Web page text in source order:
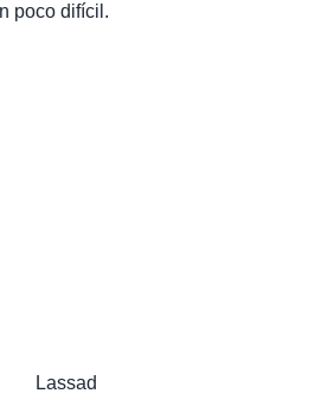
poco difícil.
Lassad